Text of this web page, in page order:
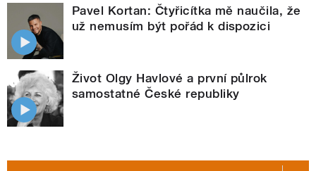
Pavel Kortan: Čtyřicítka mě naučila, že
už nemusím být pořád k dispozici
Život Olgy Havlové a první půlrok
samostatné České republiky